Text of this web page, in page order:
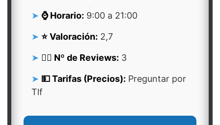
⌚ Horario: 9:00 a 21:00
⭐ Valoración: 2,7
👍🏻 Nº de Reviews: 3
💵 Tarifas (Precios): Preguntar por
Tlf